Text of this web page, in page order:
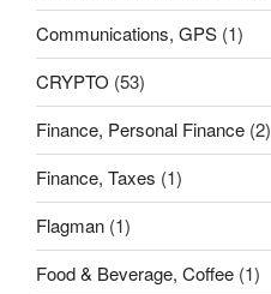
Communications, GPS (1)
CRYPTO (53)
Finance, Personal Finance (2)
Finance, Taxes (1)
Flagman (1)
Food & Beverage, Coffee (1)